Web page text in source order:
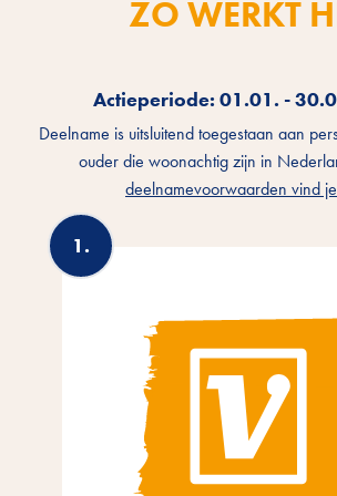
ZO WERKT
Actieperiode: 01.01. -
Deelname is uitsluitend toegestaan aan
ouder die woonachtig zijn in
deelnamevoorwaarden vind
3.
1.
2.